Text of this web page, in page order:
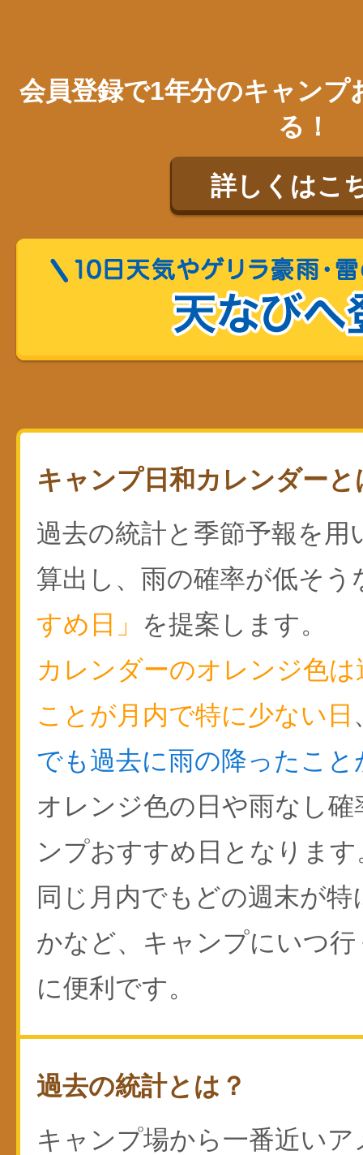
会員登録で1年分のキャンプ
る！
詳しくはこ
キャンプ日和カレンダーと
過去の統計と季節予報を用
算出し、雨の確率が低そう
すめ日」
を提案します。
カレンダーのオレンジ色
ことが月内で特に少ない日
でも過去に雨の降ったこと
オレンジ色の日や雨なし
ンプおすすめ日となります
同じ月内でもどの週末が
かなど、キャンプにいつ
に便利です。
過去の統計とは？
キャンプ場から一番近い